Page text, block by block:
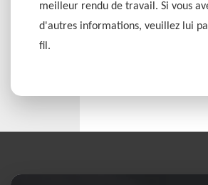
meilleur rendu de travail. Si vous
d'autres informations, veuillez lui
fil.